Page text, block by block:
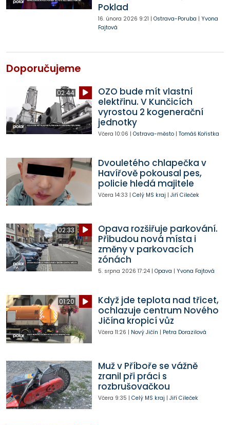
Poklad
16. února 2026 9:21 | Ostrava-Poruba | Yvona
Fajtová
Doporučujeme
02:44
OZO bude mít vlastní
elektřinu. V Kunčicích
vyrostou 2 kogenerační
jednotky
Včera 10:06 | Ostrava-město| Tomáš Kořistka
Dvouletého chlapečka v
Havířově pokousal pes,
policie hledá majitele
Včera 14:33 | Celý MS kraj | Jiří Cileček
02:33
Opava rozšiřuje parkování.
Přibudou nová místa i
změny v parkovacích
zónách
5. srpna 2026 17:24| Opava | Yvona Fajtová
01:20
Když jde teplota nad třicet,
ochlazuje centrum Nového
Jičína kropicí vůz
Včera 11:26 | Nový Jičín | Petra Dorazilová
Muž v Příboře se vážně
zranil při práci s
rozbrušovačkou
Včera 9:35 | Celý MS kraj | Jiří Cileček